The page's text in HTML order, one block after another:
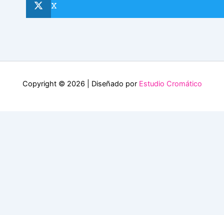
X
Copyright © 2026 | Diseñado por Estudio Cromático